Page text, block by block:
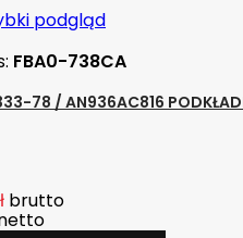
podgląd
FBA0-738CA
78 / AN936AC816
brutto